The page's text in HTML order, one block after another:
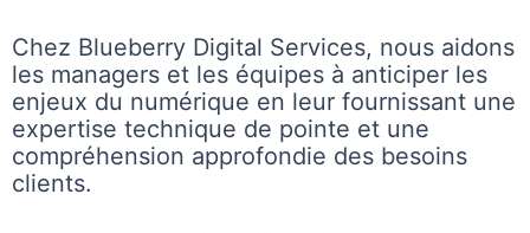
Chez Blueberry Digital Services, nous aidons
les managers et les équipes à anticiper les
enjeux du numérique en leur fournissant une
expertise technique de pointe et une
compréhension approfondie des besoins
clients.